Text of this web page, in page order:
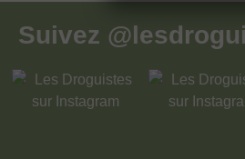
Suivez